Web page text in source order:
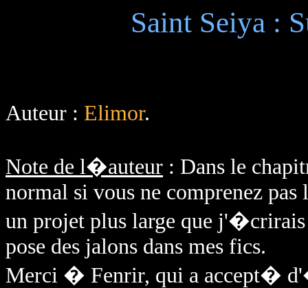
Saint Seiya :
Auteur : Elimor.
Note de l�auteur : Dans le
normal si vous ne comprenez
un projet plus large que
pose des jalons dans mes fics.
Merci � Fenrir, qui a accept�